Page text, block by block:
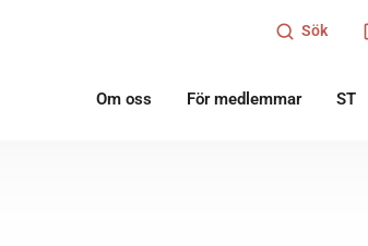
Sök
Om oss För medlemmar ST